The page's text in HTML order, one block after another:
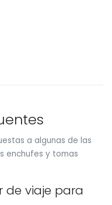
a algunas de las
enchufes y tomas
de viaje para